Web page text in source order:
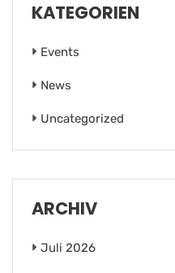
KATEGORIEN
Events
News
Uncategorized
ARCHIV
Juli 2026